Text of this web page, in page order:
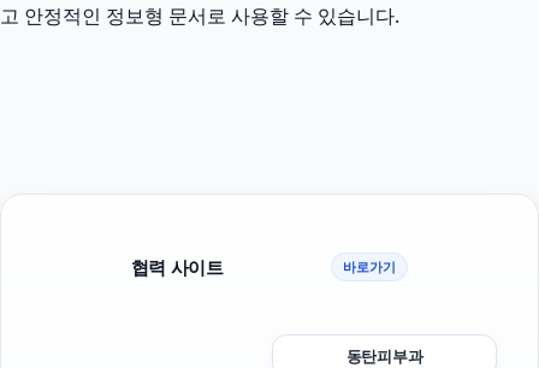
고 안정적인 정보형 문서로 사용할 수 있습니다.
협력 사이트 바로가기
동탄피부과